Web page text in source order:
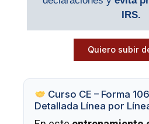
IRS.
Quiero subir
Curso CE – Forma
Detallada Línea por